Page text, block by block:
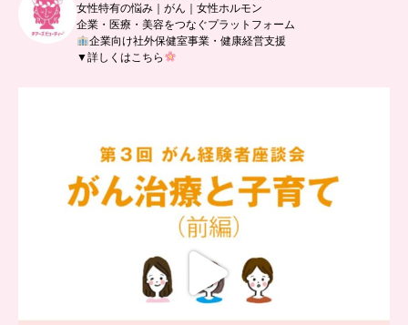
女性特有の悩み｜がん｜女性ホルモン
企業・医療・美容をつなぐプラットフォーム
企業向け社外保健室事業・健康経営支援
▼詳しくはこちら